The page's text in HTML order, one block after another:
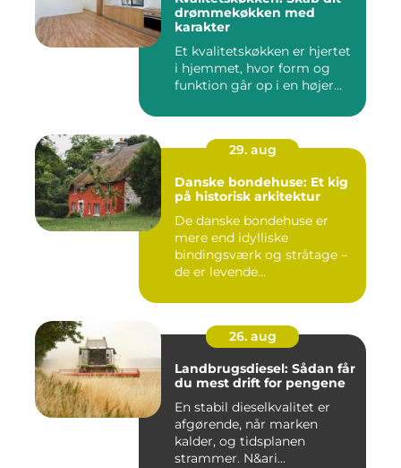
drømmekøkken med
karakter
Et kvalitetskøkken er hjertet
i hjemmet, hvor form og
funktion går op i en højer...
29. aug
Danske bondehuse: Et kig
på historisk arkitektur
De danske bondehuse er
mere end idylliske
bindingsværk og stråtage –
de er levende...
26. aug
Landbrugsdiesel: Sådan får
du mest drift for pengene
En stabil dieselkvalitet er
afgørende, når marken
kalder, og tidsplanen
strammer. N&ari...